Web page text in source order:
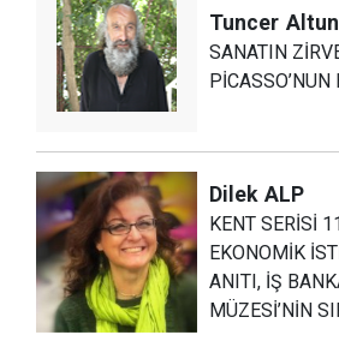
Tuncer
SANATIN
PİCASSO’NUN
Dilek ALP
KENT SERİSİ
EKONOMİK
ANITI, İŞ
MÜZESİ’NİN